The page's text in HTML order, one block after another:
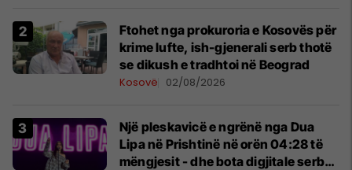
Ftohet nga prokuroria e Kosovës për
krime lufte, ish-gjenerali serb thotë
se dikush e tradhtoi në Beograd
Kosovë 02/08/2026
Një pleskavicë e ngrënë nga Dua
Lipa në Prishtinë në orën 04:28 të
mëngjesit - dhe bota digjitale serbe